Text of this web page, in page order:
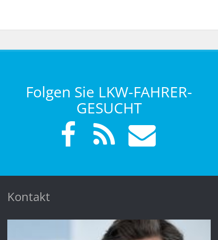
Folgen Sie LKW-FAHRER-
GESUCHT
Kontakt